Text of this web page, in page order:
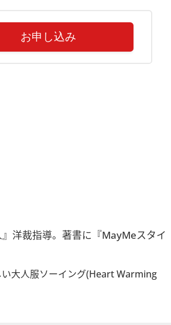
お申し込み
洋裁指導。著書に『MayMeスタイ
大人服ソーイング(Heart Warming